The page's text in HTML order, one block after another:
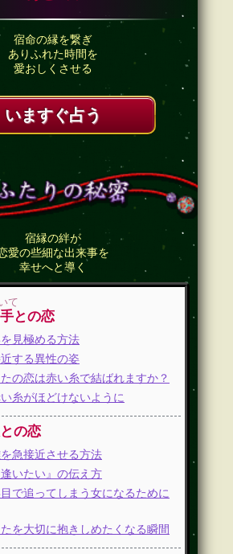
宿命の縁を繋ぎ
ありふれた時間を
愛おしくさせる
いますぐ占う
宿縁の絆が
愛の些細な出来事を
幸せへと導く
て
との恋
見極める方法
する異性の姿
の恋は赤い糸で結ばれますか？
糸がほどけないように
の恋
急接近させる方法
いたい』の伝え方
で追ってしまう女になるために
を大切に抱きしめたくなる瞬間